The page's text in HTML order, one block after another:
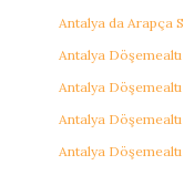
Antalya da Arapça
Antalya
Antalya
Antalya
Antalya